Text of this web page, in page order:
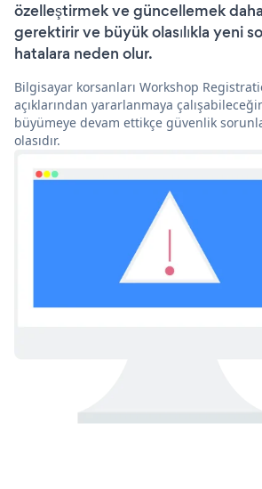
özelleştirmek ve güncellemek
gerektirir ve büyük olasılıkla yeni
hatalara neden olur.
Bilgisayar korsanları Workshop
açıklarından yararlanmaya
büyümeye devam ettikçe güvenlik
olasıdır.